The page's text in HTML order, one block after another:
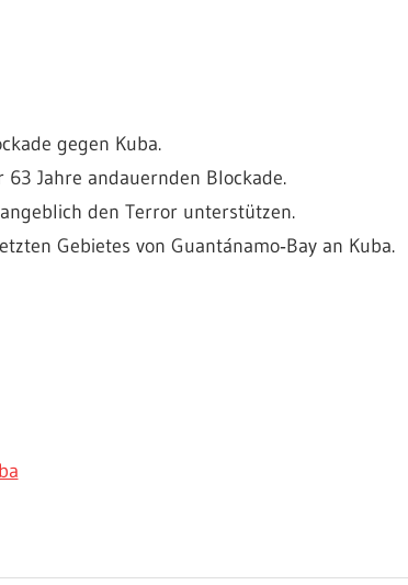
gegen Kuba.
Jahre andauernden Blockade.
den Terror unterstützen.
Gebietes von Guantánamo‑Bay an Kuba.